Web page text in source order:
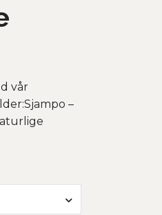
vår
–